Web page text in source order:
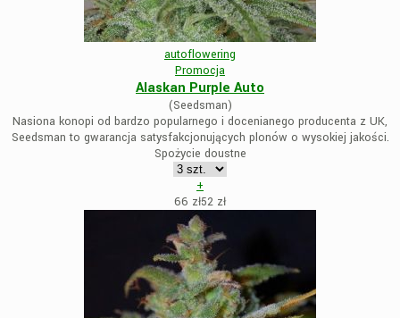
autoflowering
Promocja
Alaskan Purple Auto
(Seedsman)
Nasiona konopi od bardzo popularnego i docenianego producenta z UK,
Seedsman to gwarancja satysfakcjonujących plonów o wysokiej jakości.
Spożycie doustne
+
66 zł52 zł